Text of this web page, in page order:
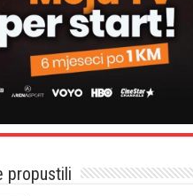
propustili